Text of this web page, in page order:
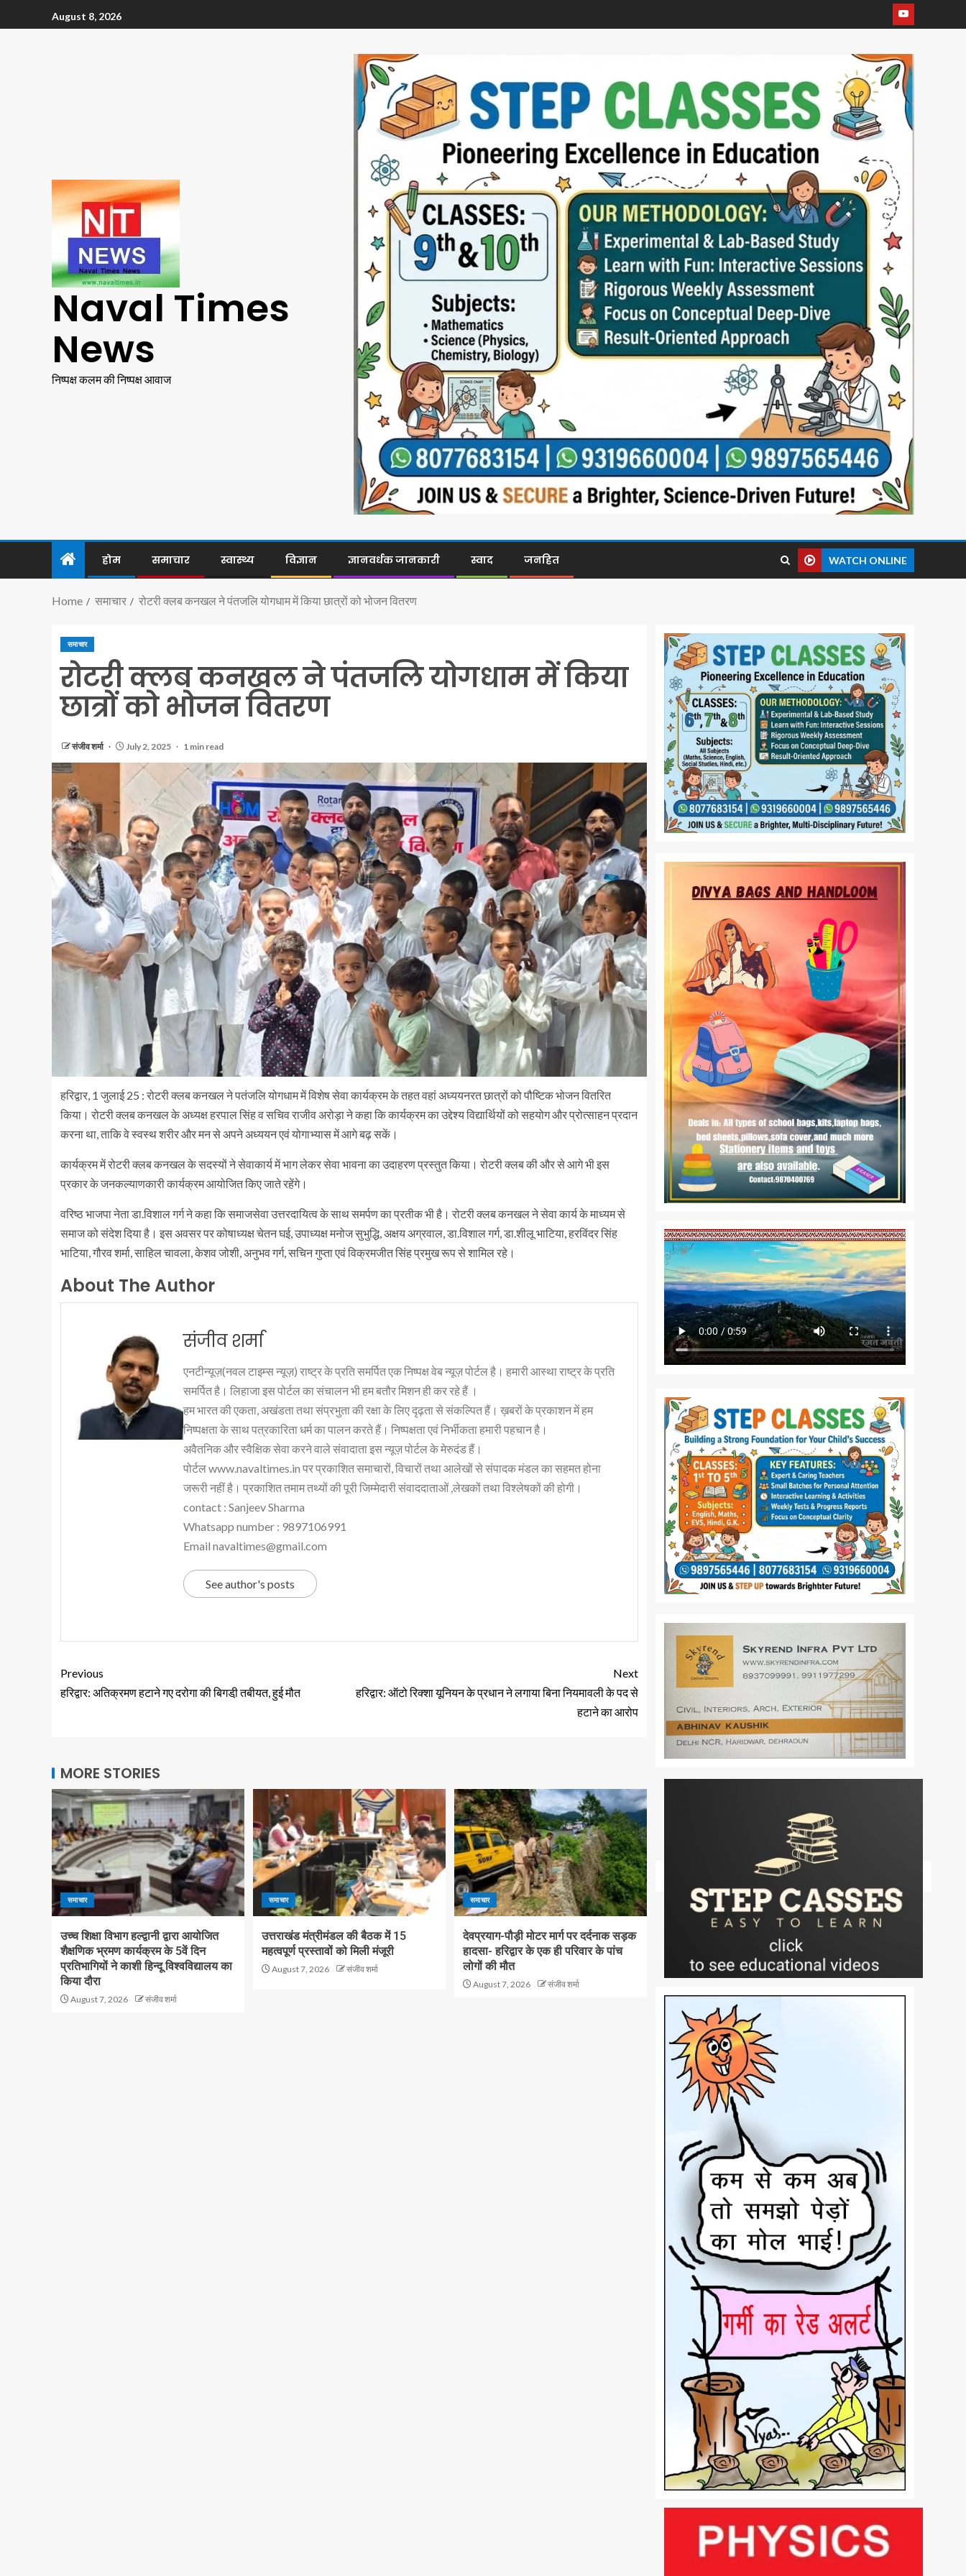
August 8, 2026
Naval Times
News
निष्पक्ष कलम की निष्पक्ष आवाज
होम समाचार स्वास्थ्य विज्ञान ज्ञानवर्धक जानकारी स्वाद जनहित WATCH ONLINE
Home समाचार रोटरी क्लब कनखल ने पंतजलि योगधाम में किया छात्रों को भोजन वितरण
समाचार
रोटरी क्लब कनखल ने पंतजलि योगधाम में किया
छात्रों को भोजन वितरण
संजीव शर्मा July 2, 2025 1 min read
हरिद्वार, 1 जुलाई 25 : रोटरी क्लब कनखल ने पतंजलि योगधाम में विशेष सेवा कार्यक्रम के तहत वहां अध्ययनरत छात्रों को पौष्टिक भोजन वितरित
किया। रोटरी क्लब कनखल के अध्यक्ष हरपाल सिंह व सचिव राजीव अरोड़ा ने कहा कि कार्यक्रम का उद्देश्य विद्यार्थियों को सहयोग और प्रोत्साहन प्रदान
करना था, ताकि वे स्वस्थ शरीर और मन से अपने अध्ययन एवं योगाभ्यास में आगे बढ़ सकें।
कार्यक्रम में रोटरी क्लब कनखल के सदस्यों ने सेवाकार्य में भाग लेकर सेवा भावना का उदाहरण प्रस्तुत किया। रोटरी क्लब की और से आगे भी इस
प्रकार के जनकल्याणकारी कार्यक्रम आयोजित किए जाते रहेंगे।
वरिष्ठ भाजपा नेता डा.विशाल गर्ग ने कहा कि समाजसेवा उत्तरदायित्व के साथ समर्पण का प्रतीक भी है। रोटरी क्लब कनखल ने सेवा कार्य के माध्यम से
समाज को संदेश दिया है। इस अवसर पर कोषाध्यक्ष चेतन घई, उपाध्यक्ष मनोज सुभुद्धि, अक्षय अग्रवाल, डा.विशाल गर्ग, डा.शीलू भाटिया, हरविंदर सिंह
भाटिया, गौरव शर्मा, साहिल चावला, केशव जोशी, अनुभव गर्ग, सचिन गुप्ता एवं विक्रमजीत सिंह प्रमुख रूप से शामिल रहे।
About The Author
संजीव शर्मा
एनटीन्यूज़(नवल टाइम्स न्यूज़) राष्ट्र के प्रति समर्पित एक निष्पक्ष वेब न्यूज़ पोर्टल है। हमारी आस्था राष्ट्र के प्रति
समर्पित है। लिहाजा इस पोर्टल का संचालन भी हम बतौर मिशन ही कर रहे हैं ।
हम भारत की एकता, अखंडता तथा संप्रभुता की रक्षा के लिए दृढ़ता से संकल्पित हैं। ख़बरों के प्रकाशन में हम
निष्पक्षता के साथ पत्रकारिता धर्म का पालन करते हैं। निष्पक्षता एवं निर्भीकता हमारी पहचान है।
अवैतनिक और स्वैक्षिक सेवा करने वाले संवादाता इस न्यूज़ पोर्टल के मेरुदंड हैं।
पोर्टल www.navaltimes.in पर प्रकाशित समाचारों, विचारों तथा आलेखों से संपादक मंडल का सहमत होना
जरूरी नहीं है। प्रकाशित तमाम तथ्यों की पूरी जिम्मेदारी संवाददाताओं ,लेखकों तथा विश्लेषकों की होगी।
contact : Sanjeev Sharma
Whatsapp number : 9897106991
Email navaltimes@gmail.com
See author's posts
Previous
हरिद्वार: अतिक्रमण हटाने गए दरोगा की बिगडी़ तबीयत, हुई मौत
Next
हरिद्वार: ऑटो रिक्शा यूनियन के प्रधान ने लगाया बिना नियमावली के पद से
हटाने का आरोप
MORE STORIES
समाचार
उच्च शिक्षा विभाग हल्द्वानी द्वारा आयोजित
शैक्षणिक भ्रमण कार्यक्रम के 5वें दिन
प्रतिभागियों ने काशी हिन्दू विश्वविद्यालय का
किया दौरा
August 7, 2026 संजीव शर्मा
समाचार
उत्तराखंड मंत्रीमंडल की बैठक में 15
महत्वपूर्ण प्रस्तावों को मिली मंजूरी
August 7, 2026 संजीव शर्मा
समाचार
देवप्रयाग-पौड़ी मोटर मार्ग पर दर्दनाक सड़क
हादसा- हरिद्वार के एक ही परिवार के पांच
लोगों की मौत
August 7, 2026 संजीव शर्मा